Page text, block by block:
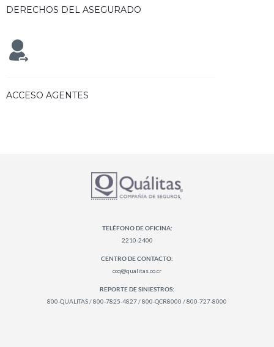
DERECHOS DEL ASEGURADO
ACCESO AGENTES
TELÉFONO DE OFICINA:
2210-2400
CENTRO DE CONTACTO:
ccq@qualitas.co.cr
REPORTE DE SINIESTROS:
800-QUALITAS / 800-7825-4827 / 800-QCR8000 / 800-727-8000